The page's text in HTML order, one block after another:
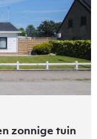
zonnige tuin